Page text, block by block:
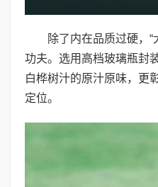
除了内在品质过硬，“
功夫。选用高档玻璃瓶封
白桦树汁的原汁原味，更
定位。